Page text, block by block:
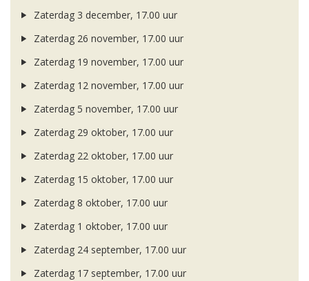
Zaterdag 3 december, 17.00 uur
Zaterdag 26 november, 17.00 uur
Zaterdag 19 november, 17.00 uur
Zaterdag 12 november, 17.00 uur
Zaterdag 5 november, 17.00 uur
Zaterdag 29 oktober, 17.00 uur
Zaterdag 22 oktober, 17.00 uur
Zaterdag 15 oktober, 17.00 uur
Zaterdag 8 oktober, 17.00 uur
Zaterdag 1 oktober, 17.00 uur
Zaterdag 24 september, 17.00 uur
Zaterdag 17 september, 17.00 uur